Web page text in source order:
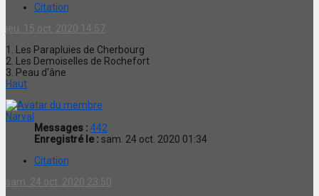
Citation
jeu. 15 oct. 2020 14:57
1. Les Parapluies de Cherbourg
2. Les Demoiselles de Rochefort
3. Peau d'âne
Haut
Narval
Messages : 442
Enregistré le : sam. 24 oct. 2020 01:34
Citation
sam. 24 oct. 2020 23:50